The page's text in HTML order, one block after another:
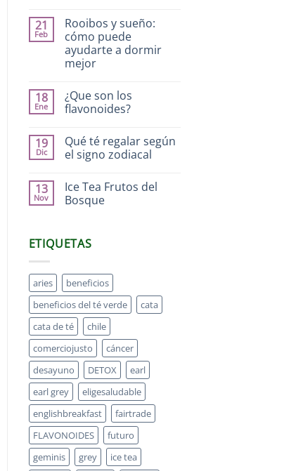
21
Feb
Rooibos y sueño:
cómo puede
ayudarte a dormir
mejor
18
Ene
¿Que son los
flavonoides?
19
Dic
Qué té regalar según
el signo zodiacal
13
Nov
Ice Tea Frutos del
Bosque
ETIQUETAS
aries
beneficios
beneficios del té verde
cata
cata de té
chile
comerciojusto
cáncer
desayuno
DETOX
earl
earl grey
eligesaludable
englishbreakfast
fairtrade
FLAVONOIDES
futuro
geminis
grey
ice tea